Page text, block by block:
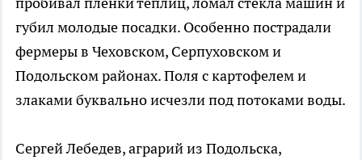
губил молодые посадки. Особенно пострадали
фермеры в Чеховском, Серпуховском и
Подольском районах. Поля с картофелем и
злаками буквально исчезли под потоками воды.
Сергей Лебедев, аграрий из Подольска,